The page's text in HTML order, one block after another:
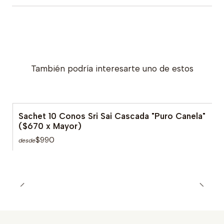
También podría interesarte uno de estos
Sachet 10 Conos Sri Sai Cascada "Puro Canela"
($670 x Mayor)
desde$990